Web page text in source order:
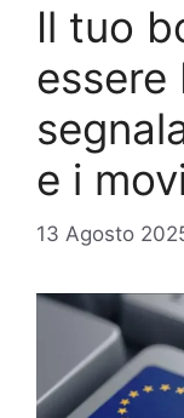
Il tuo
e i
13 Agosto